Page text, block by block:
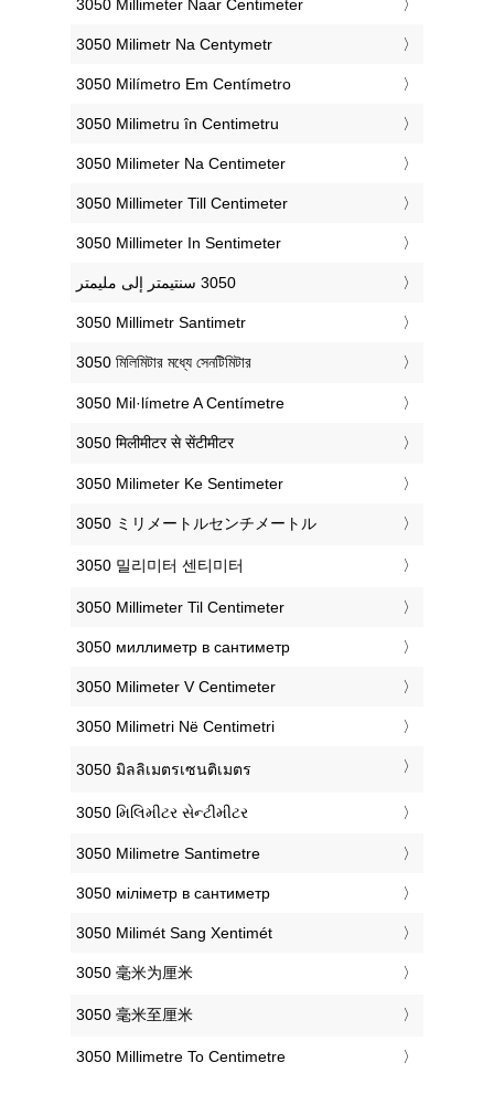
‎3050 Millimeter Naar Centimeter
‎3050 Milimetr Na Centymetr
‎3050 Milímetro Em Centímetro
‎3050 Milimetru în Centimetru
‎3050 Milimeter Na Centimeter
‎3050 Millimeter Till Centimeter
‎3050 Millimeter In Sentimeter
‎3050 Millimetr Santimetr
‎3050 মিলিমিটার মধ্যে সেনটিমিটার
‎3050 Mil·límetre A Centímetre
‎3050 मिलीमीटर से सेंटीमीटर
‎3050 Milimeter Ke Sentimeter
‎3050 ミリメートルセンチメートル
‎3050 밀리미터 센티미터
‎3050 Millimeter Til Centimeter
‎3050 миллиметр в сантиметр
‎3050 Milimeter V Centimeter
‎3050 Milimetri Në Centimetri
‎3050 มิลลิเมตรเซนติเมตร
‎3050 મિલિમીટર સેન્ટીમીટર
‎3050 Milimetre Santimetre
‎3050 міліметр в сантиметр
‎3050 Milimét Sang Xentimét
‎3050 毫米为厘米
‎3050 毫米至厘米
‎3050 Millimetre To Centimetre